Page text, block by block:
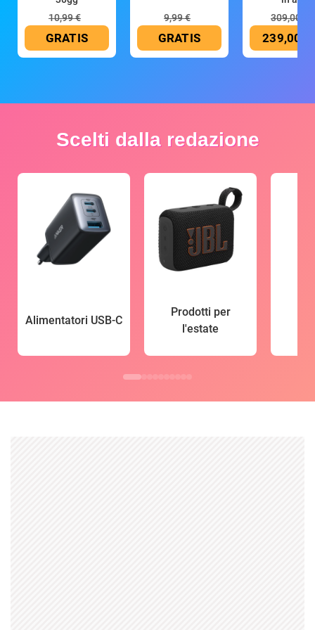
10,99 €
GRATIS
9,99 €
GRATIS
309,00 €
239,00 €
Scelti dalla redazione
Alimentatori USB-C
Prodotti per
l'estate